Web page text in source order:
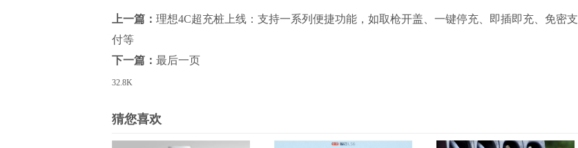
上一篇： 理想4C超充桩上线：支持一系列便捷功能，如取枪开盖、一键停充、即插即充、免密支
付等
下一篇： 最后一页
32.8K
猜您喜欢